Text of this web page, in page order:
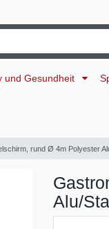
und Gesundheit
rund Ø 4m Polyester
Alu/